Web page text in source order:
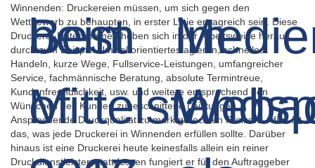
Winnenden: Druckereien müssen, um sich gegen den
Wettbewerb zu behaupten, in erster Linie ertragreich sein. Diese
Druckerei-Unternehmen heben sich in der Arbeitsweise heraus
durch zum Beispiel Umweltorientiertes agieren, schnelles
Handeln, kurze Wege, Fullservice-Leistungen, umfangreicher
Service, fachmännische Beratung, absolute Termintreue,
Kundenfreundlichkeit, usw. und weitere entsprechend den
Wünschen des Kunden zugeschnittene Leistungen.
Ansprechende Druckqualität zu marktgerechten Preisen – dies ist
das, was jede Druckerei in Winnenden erfüllen sollte. Darüber
hinaus ist eine Druckerei heute keinesfalls allein ein reiner
Druckdienstleister, stattdessen fungiert er für den Auftraggeber